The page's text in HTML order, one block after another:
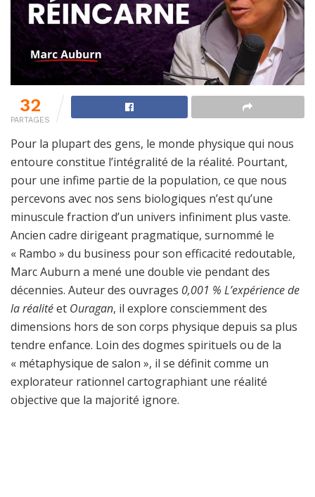
32
PARTAGES
Pour la plupart des gens, le monde physique qui nous
entoure constitue l’intégralité de la réalité. Pourtant,
pour une infime partie de la population, ce que nous
percevons avec nos sens biologiques n’est qu’une
minuscule fraction d’un univers infiniment plus vaste.
Ancien cadre dirigeant pragmatique, surnommé le
« Rambo » du business pour son efficacité redoutable,
Marc Auburn a mené une double vie pendant des
décennies. Auteur des ouvrages 0,001 % L’expérience de
la réalitéet Ouragan, il explore consciemment des
dimensions hors de son corps physique depuis sa plus
tendre enfance. Loin des dogmes spirituels ou de la
« métaphysique de salon », il se définit comme un
explorateur rationnel cartographiant une réalité
objective que la majorité ignore.